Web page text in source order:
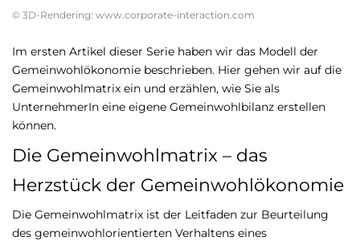
© 3D-Rendering: www.corporate-interaction.com
Im ersten Artikel dieser Serie haben wir das Modell der
Gemeinwohlökonomie beschrieben. Hier gehen wir auf die
Gemeinwohlmatrix ein und erzählen, wie Sie als
UnternehmerIn eine eigene Gemeinwohlbilanz erstellen
können.
Die Gemeinwohlmatrix – das
Herzstück der Gemeinwohlökonomie
Die Gemeinwohlmatrix ist der Leitfaden zur Beurteilung
des gemeinwohlorientierten Verhaltens eines